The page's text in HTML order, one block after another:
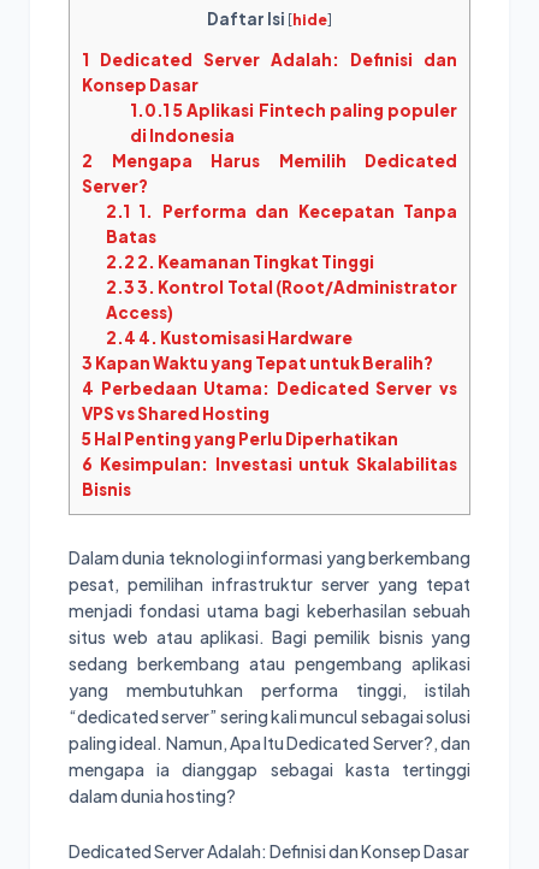
Daftar Isi [hide]
1 Dedicated Server Adalah: Definisi dan
Konsep Dasar
1.0.1 5 Aplikasi Fintech paling populer
di Indonesia
2 Mengapa Harus Memilih Dedicated
Server?
2.1 1. Performa dan Kecepatan Tanpa
Batas
2.2 2. Keamanan Tingkat Tinggi
2.33. Kontrol Total (Root/Administrator
Access)
2.4 4. Kustomisasi Hardware
3 Kapan Waktu yang Tepat untuk Beralih?
4 Perbedaan Utama: Dedicated Server vs
VPS vs Shared Hosting
5Hal Penting yang Perlu Diperhatikan
6 Kesimpulan: Investasi untuk Skalabilitas
Bisnis
Dalam dunia teknologi informasi yang berkembang
pesat, pemilihan infrastruktur server yang tepat
menjadi fondasi utama bagi keberhasilan sebuah
situs web atau aplikasi. Bagi pemilik bisnis yang
sedang berkembang atau pengembang aplikasi
yang membutuhkan performa tinggi, istilah
“dedicated server” sering kali muncul sebagai solusi
paling ideal. Namun, Apa Itu Dedicated Server?, dan
mengapa ia dianggap sebagai kasta tertinggi
dalam dunia hosting?
Dedicated Server Adalah: Definisi dan Konsep Dasar